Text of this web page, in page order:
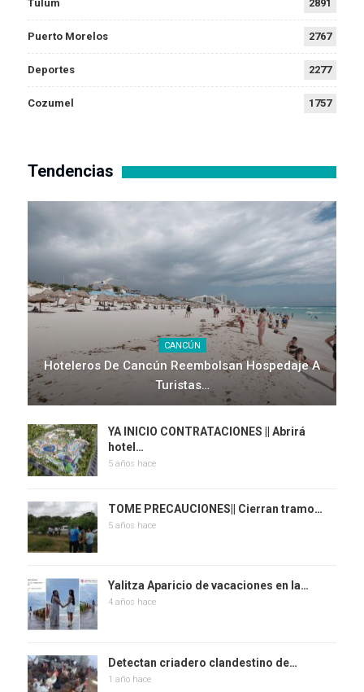
Tulum 2891
Puerto Morelos 2767
Deportes 2277
Cozumel 1757
Tendencias
CANCÚN
Hoteleros De Cancún Reembolsan Hospedaje A
Turistas…
YA INICIO CONTRATACIONES || Abrirá
hotel…
5 años hace
TOME PRECAUCIONES|| Cierran tramo…
5 años hace
Yalitza Aparicio de vacaciones en la…
4 años hace
Detectan criadero clandestino de…
1 año hace